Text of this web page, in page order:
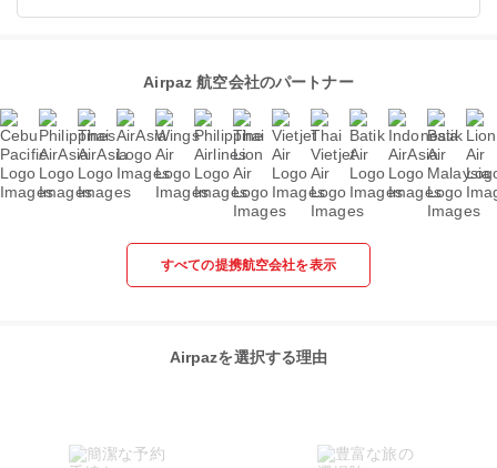
Airpaz 航空会社のパートナー
すべての提携航空会社を表示
Airpazを選択する理由